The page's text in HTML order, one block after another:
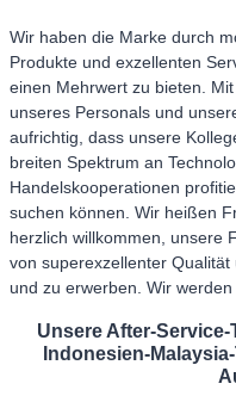
Wir haben die Marke durch
Produkte und exzellenten
einen Mehrwert zu bieten.
unseres Personals und
aufrichtig, dass unsere
breiten Spektrum an
Handelskooperationen
suchen können. Wir heißen
herzlich willkommen, unsere
von superexzellenter
und zu erwerben. Wir
Unsere After-
Indonesien-